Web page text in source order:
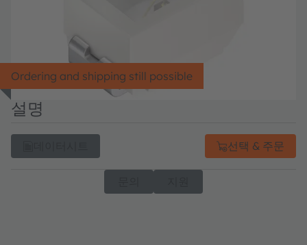
Ordering and shipping still possible
설명
선택 & 주문